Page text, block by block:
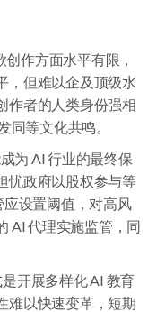
创作方面水平有限，
，但难以企及顶级水
作者的人类身份强相
同等文化共鸣。
为 AI 行业的最终保
忧政府以股权参与等
应设置阈值，对高风
AI 代理实施监管，同
开展多样化 AI 教育
难以快速变革，短期